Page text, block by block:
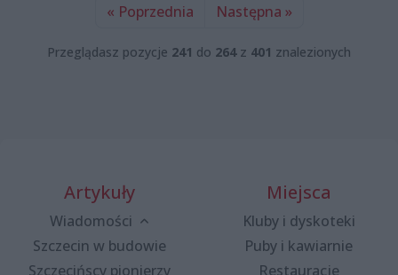
« Poprzednia Następna »
Przeglądasz pozycje 241 do 264z 401 znalezionych
Artykuły
Wiadomości
Szczecin w budowie
Szczecińscy pionierzy
Miejsca
Kluby i dyskoteki
Puby i kawiarnie
Restauracje